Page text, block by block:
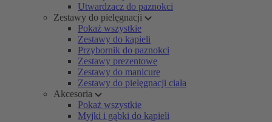
Utwardzacz do paznokci
Zestawy do pielęgnacji
Pokaż wszystkie
Zestawy do kąpieli
Przybornik do paznokci
Zestawy prezentowe
Zestawy do manicure
Zestawy do pielęgnacji ciała
Akcesoria
Pokaż wszystkie
Myjki i gąbki do kąpieli